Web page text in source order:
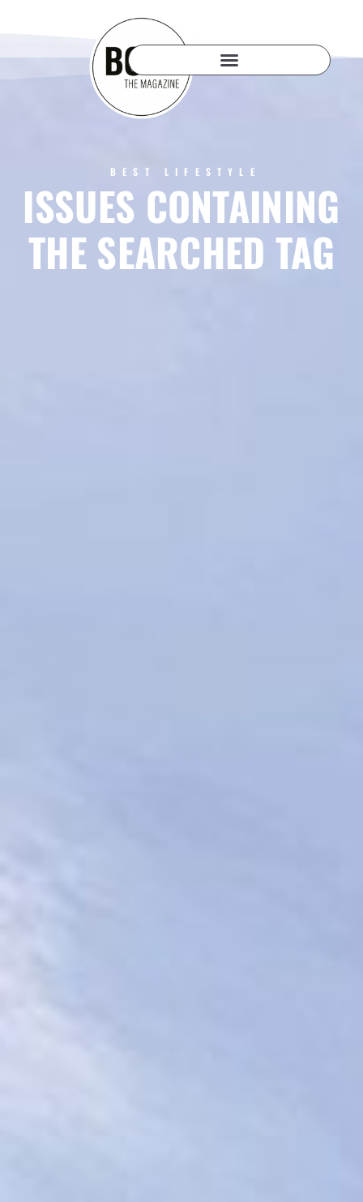
BEST LIFESTYLE
ISSUES CONTAINING
THE SEARCHED TAG